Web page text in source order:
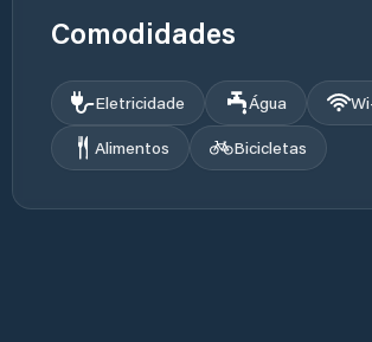
Comodidades
Eletricidade Água
Alimentos
Bicicletas